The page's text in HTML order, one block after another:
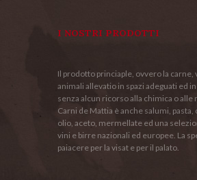
I NOSTRI PRODOTTI
Il prodotto princiaple, ovvero la carne,
animali allevatio in spazi adeguati ed
senza alcun ricorso alla chimica o alle
Carni de Mattia è anche salumi,
olio, aceto, mermellate ed una
vini e birre nazionali ed europee. La
paiacere per la visat e per il palato.